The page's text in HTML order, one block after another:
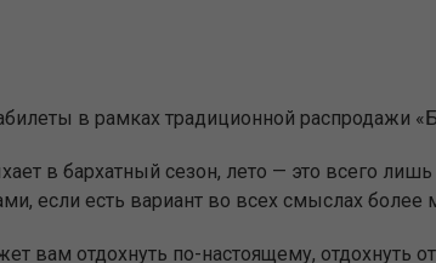
в рамках традиционной распродажи
в бархатный сезон, лето — это всего
если есть вариант во всех смыслах более
вам отдохнуть по-настоящему, отдохнуть